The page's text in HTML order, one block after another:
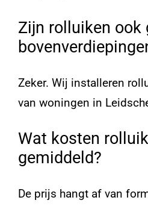
Zijn rolluiken ook
Zeker. Wij installeren
van woningen in
Wat kosten
gemiddeld?
De prijs hangt af van